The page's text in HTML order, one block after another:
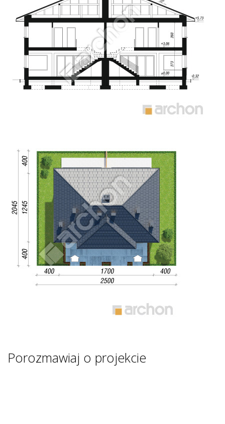
Porozmawiaj o projekcie